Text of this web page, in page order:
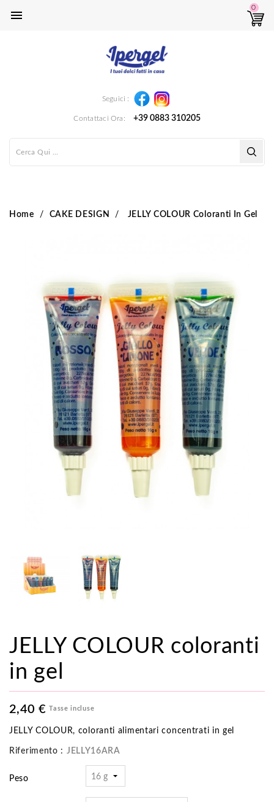

0
Seguici : Facebook
Contattaci Ora: +39 0883 310205
Home CAKE DESIGN JELLY COLOUR Coloranti In Gel
JELLY COLOUR coloranti
in gel
2,40 € Tasse incluse
JELLY COLOUR, coloranti alimentari concentrati in gel
Riferimento : JELLY16ARA
Peso